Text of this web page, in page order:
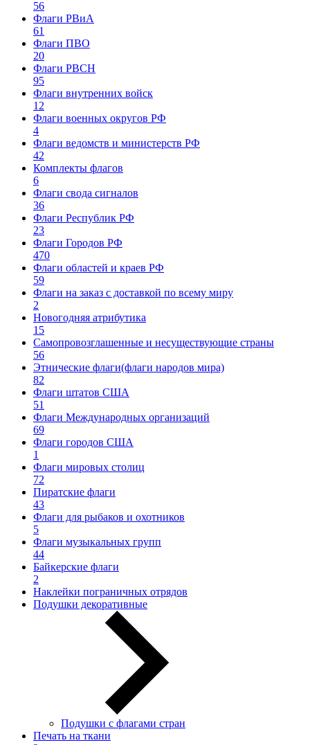
56
Флаги РВиА
61
Флаги ПВО
20
Флаги РВСН
95
Флаги внутренних войск
12
Флаги военных округов РФ
4
Флаги ведомств и министерств РФ
42
Комплекты флагов
6
Флаги свода сигналов
36
Флаги Республик РФ
23
Флаги Городов РФ
470
Флаги областей и краев РФ
59
Флаги на заказ с доставкой по всему миру
2
Новогодняя атрибутика
15
Самопровозглашенные и несуществующие страны
56
Этнические флаги(флаги народов мира)
82
Флаги штатов США
51
Флаги Международных организаций
69
Флаги городов США
1
Флаги мировых столиц
72
Пиратские флаги
43
Флаги для рыбаков и охотников
5
Флаги музыкальных групп
44
Байкерские флаги
2
Наклейки пограничных отрядов
Подушки декоративные
Подушки с флагами стран
Печать на ткани